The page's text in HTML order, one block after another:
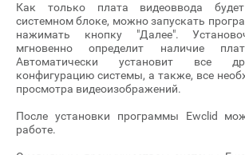
Как только плата видеоввода
системном блоке, можно запускать
нажимать кнопку "Далее".
мгновенно определит наличие
Автоматически установит все
конфигурацию системы, а также, все
просмотра видеоизображений.
После установки программы Ewclid
работе.